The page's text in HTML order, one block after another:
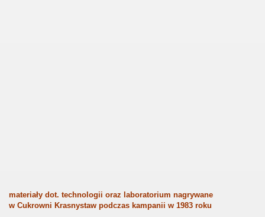
materiały dot. technologii oraz laboratorium nagrywane
w Cukrowni Krasnystaw podczas kampanii w 1983 roku